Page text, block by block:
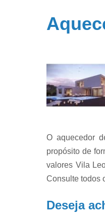
O aquecedor
propósito de
valores Vila
Consulte todos
Deseja